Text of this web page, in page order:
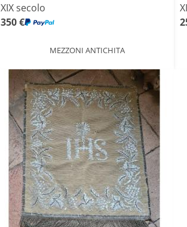
XIX secolo
350 €
MEZZONI ANTICHITA